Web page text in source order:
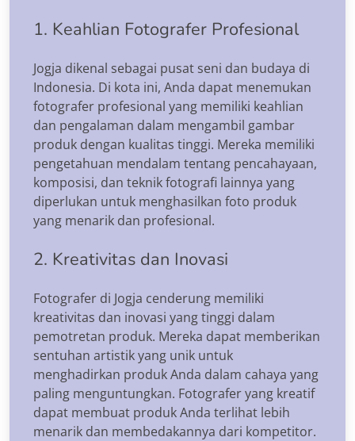
1. Keahlian Fotografer Profesional
Jogja dikenal sebagai pusat seni dan budaya di
Indonesia. Di kota ini, Anda dapat menemukan
fotografer profesional yang memiliki keahlian
dan pengalaman dalam mengambil gambar
produk dengan kualitas tinggi. Mereka memiliki
pengetahuan mendalam tentang pencahayaan,
komposisi, dan teknik fotografi lainnya yang
diperlukan untuk menghasilkan foto produk
yang menarik dan profesional.
2. Kreativitas dan Inovasi
Fotografer di Jogja cenderung memiliki
kreativitas dan inovasi yang tinggi dalam
pemotretan produk. Mereka dapat memberikan
sentuhan artistik yang unik untuk
menghadirkan produk Anda dalam cahaya yang
paling menguntungkan. Fotografer yang kreatif
dapat membuat produk Anda terlihat lebih
menarik dan membedakannya dari kompetitor.